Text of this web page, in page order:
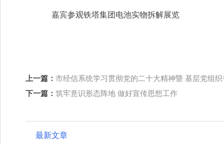
嘉宾参观铁塔集团电池实物拆解展览
上一篇： 市经信系统学习贯彻党的二十大精神暨 基层党组
下一篇： 筑牢意识形态阵地 做好宣传思想工作
最新文章